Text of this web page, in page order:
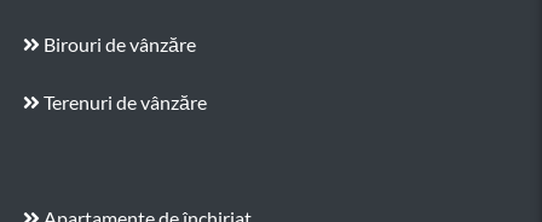
Birouri de vânzăre
Terenuri de vânzăre